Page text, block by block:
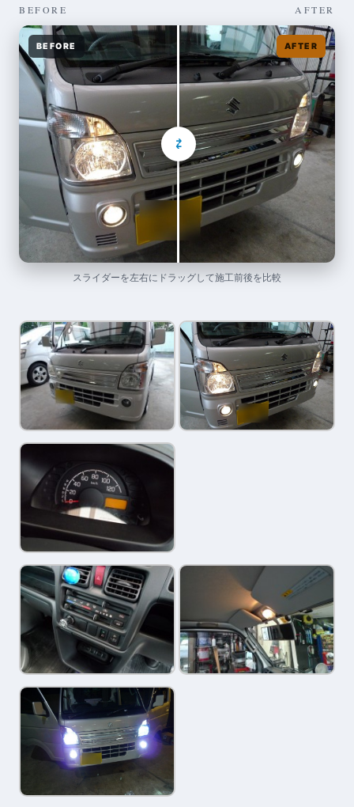
BEFORE AFTER
BEFORE AFTER
⇄
スライダーを左右にドラッグして施工前後を比較